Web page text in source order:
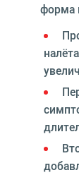
форма